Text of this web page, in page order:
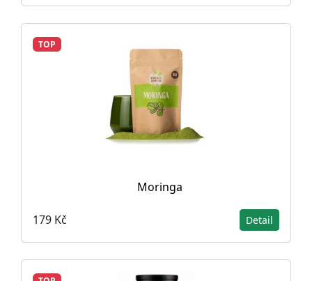
TOP
Moringa
179 Kč Detail